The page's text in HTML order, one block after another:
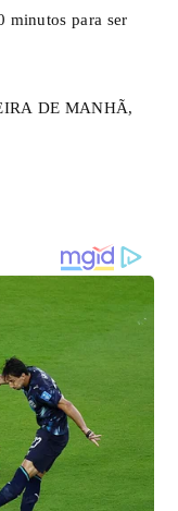
minutos para ser
DE MANHÃ,